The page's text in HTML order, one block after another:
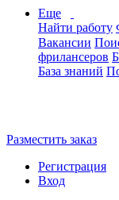
Еще
Найти работу
Вакансии
фрилансеров
База знаний
Разместить заказ
Регистрация
Вход